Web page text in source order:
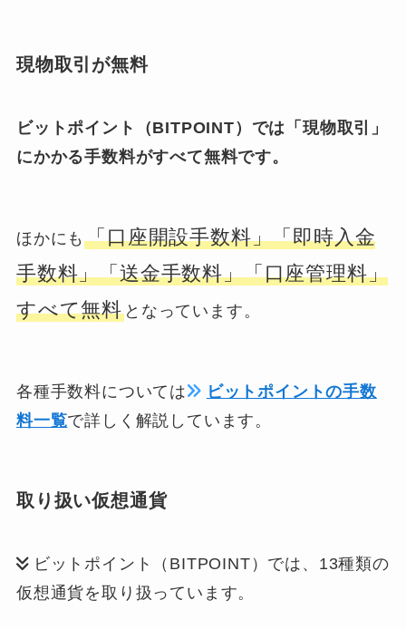
現物取引が無料
ビットポイント（BITPOINT）では「現物取引」
にかかる手数料がすべて無料です。
ほかにも「口座開設手数料」「即時入金
手数料」「送金手数料」「口座管理料」
すべて無料となっています。
各種手数料については
ビットポイントの手数
料一覧で詳しく解説しています。
取り扱い仮想通貨
ビットポイント（BITPOINT）では、13種類の
仮想通貨を取り扱っています。